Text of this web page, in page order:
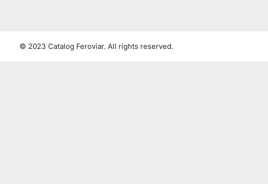
© 2023 Catalog Feroviar. All rights reserved.